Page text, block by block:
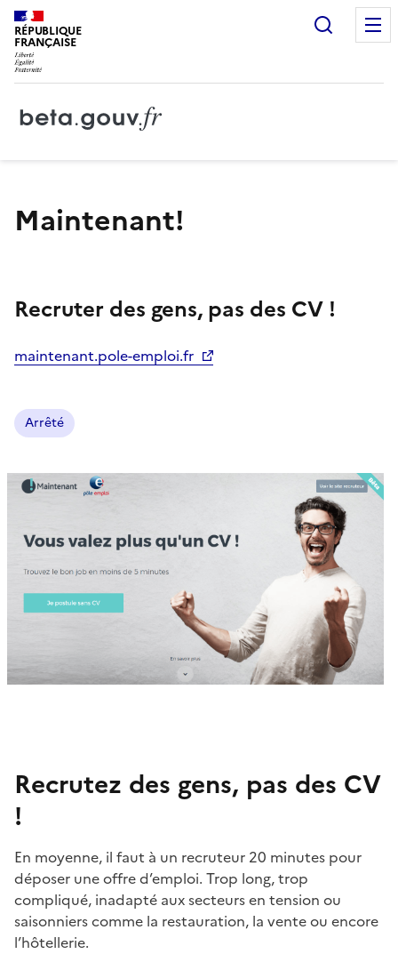
RÉPUBLIQUE
FRANÇAISE
Maintenant!
Recruter des gens, pas des CV !
maintenant.pole-emploi.fr
Arrêté
Recrutez des gens, pas des CV
!
En moyenne, il faut à un recruteur 20 minutes pour
déposer une offre d’emploi. Trop long, trop
compliqué, inadapté aux secteurs en tension ou
saisonniers comme la restauration, la vente ou encore
l’hôtellerie.